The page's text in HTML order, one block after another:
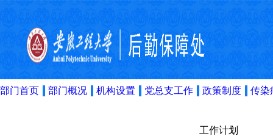
部门首页 部门概况 机构设置 党总支工作 政策制度 传染
工作计划